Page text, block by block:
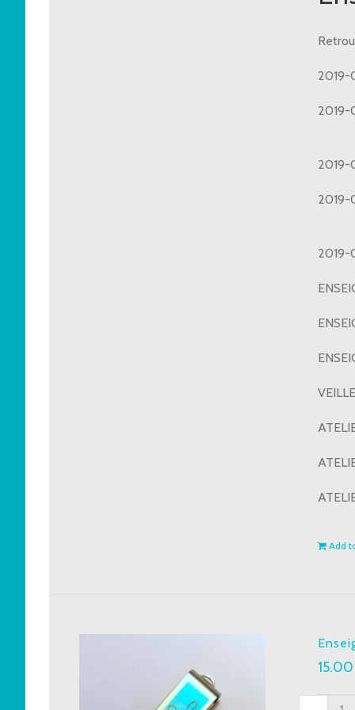
2019-
2019-
2019-
Add